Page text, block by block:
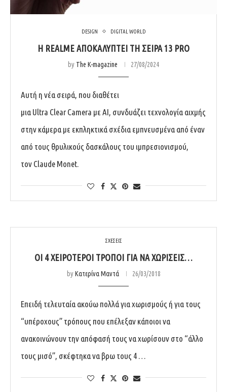
DESIGN DIGITAL WORLD
Η REALME ΑΠΟΚΑΛΥΠΤΕΙ ΤΗ ΣΕΙΡΑ 13 PRO
by The K-magazine 27/08/2024
Αυτή η νέα σειρά, που διαθέτει
μια Ultra Clear Camera με AI, συνδυάζει τεχνολογία αιχμής
στην κάμερα με εκπληκτικά σχέδια εμπνευσμένα από έναν
από τους θρυλικούς δασκάλους του ιμπρεσιονισμού,
τον Claude Monet.
ΣΧΕΣΕΙΣ
ΟΙ 4 ΧΕΙΡΌΤΕΡΟΙ ΤΡΌΠΟΙ ΓΙΑ ΝΑ ΧΩΡΊΣΕΙΣ…
byΚατερίνα Μαντά 26/03/2018
Επειδή τελευταία ακούω πολλά για χωρισμούς ή για τους
“υπέροχους” τρόπους που επέλεξαν κάποιοι να
ανακοινώνουν την απόφασή τους να χωρίσουν στο “άλλο
τους μισό”, σκέφτηκα να βρω τους 4 …